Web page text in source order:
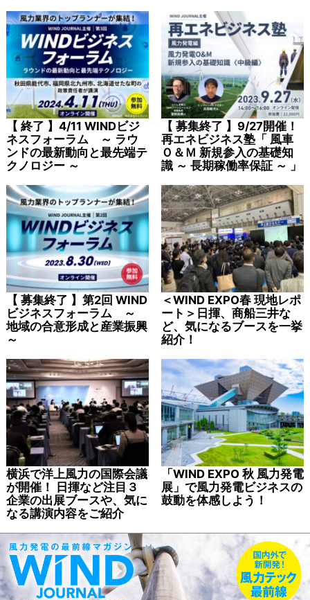
【 終了 】4/11 WINDビジ
ネスフォーラム ～ ラウ
ンドの最新動向と最先端テ
クノロジー ～
【 募集終了 】9/27開催！
再エネビジネス塾「 風車
Ｏ＆Ｍ 新規参入の基礎知
識 ～ 長期稼働率保証 ～ 」
【 募集終了 】第2回 WIND
ビジネスフォーラム ～
地域の合意形成と産業振興
～
＜WIND EXPO春 現地レポ
ート＞日揮、商船三井な
ど、気になるブースを一挙
紹介！
横浜で洋上風力の国際会議
が開催！ 日揮など注目３
企業の出展ブースや、気に
なる講演内容をご紹介
「WIND EXPO 秋 風力発電
展」で風力発電ビジネスの
鼓動を体感しよう！